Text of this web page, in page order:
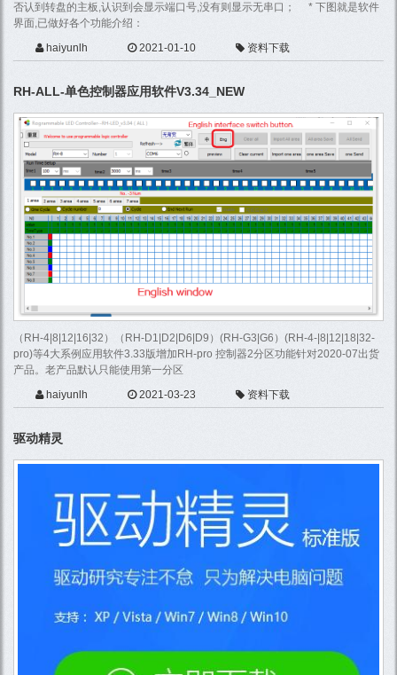
否认到转盘的主板,认识到会显示端口号,没有则显示无串口； * 下图就是软件
界面,已做好各个功能介绍：
haiyunlh
2021-01-10 资料下载
RH-ALL-单色控制器应用软件V3.34_NEW
（RH-4|8|12|16|32）（RH-D1|D2|D6|D9）(RH-G3|G6）(RH-4-|8|12|18|32-
pro)等4大系例应用软件3.33版增加RH-pro 控制器2分区功能针对2020-07出货
产品。老产品默认只能使用第一分区
haiyunlh
2021-03-23 资料下载
驱动精灵